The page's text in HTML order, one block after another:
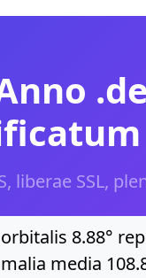
.de
liberae SSL,
8.88°
media